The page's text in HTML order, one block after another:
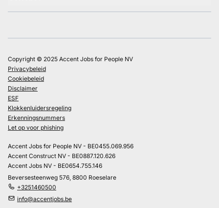
Copyright © 2025 Accent Jobs for People NV
Privacybeleid
Cookiebeleid
Disclaimer
ESF
Klokkenluidersregeling
Erkenningsnummers
Let op voor phishing
Accent Jobs for People NV - BE0455.069.956
Accent Construct NV - BE0887.120.626
Accent Jobs NV - BE0654.755.146
Beversesteenweg 576, 8800 Roeselare
+3251460500
info@accentjobs.be